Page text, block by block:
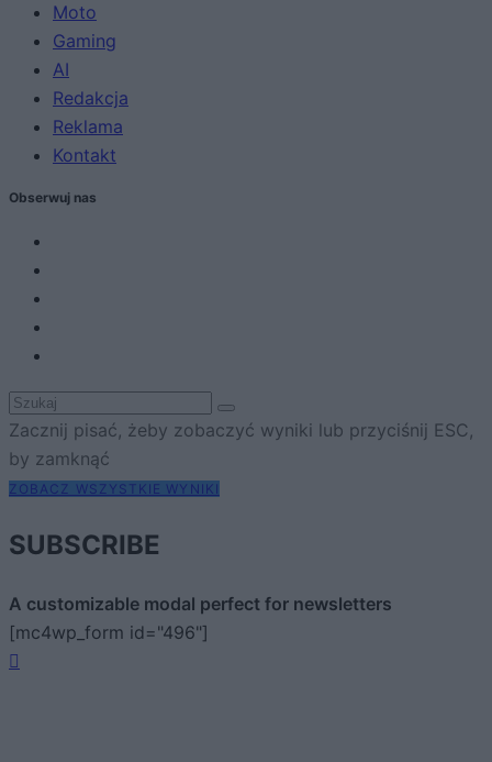
Moto
Gaming
AI
Redakcja
Reklama
Kontakt
Obserwuj nas
Zacznij pisać, żeby zobaczyć wyniki lub przyciśnij ESC,
by zamknąć
ZOBACZ WSZYSTKIE WYNIKI
SUBSCRIBE
A customizable modal perfect for newsletters
[mc4wp_form id="496"]